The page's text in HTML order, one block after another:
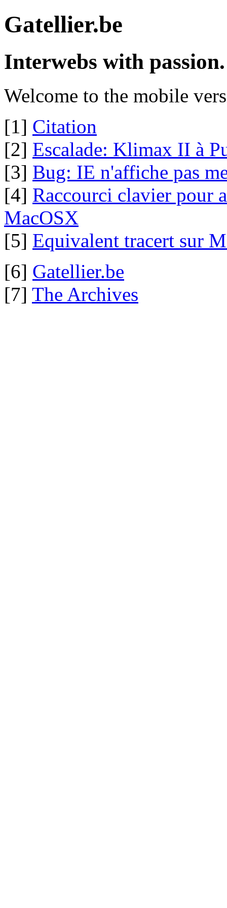
Gatellier.be
Interwebs with passion.
Welcome to the mobile
[1] Citation
[2] Escalade: Klimax II à
[3] Bug: IE n'affiche pas
[4] Raccourci clavier pour
MacOSX
[5] Equivalent tracert sur
[6] Gatellier.be
[7] The Archives